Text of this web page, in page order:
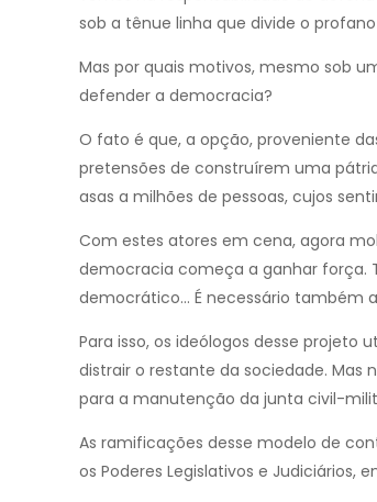
sob a tênue linha que divide o
Mas por quais motivos, mesmo sob
defender a democracia?
O fato é que, a opção, proveniente
pretensões de construírem uma
asas a milhões de pessoas, cujos
Com estes atores em cena, agora
democracia começa a ganhar força.
democrático… É necessário também
Para isso, os ideólogos desse projeto
distrair o restante da sociedade. Mas
para a manutenção da junta civil-
As ramificações desse modelo de
os Poderes Legislativos e Judiciários,